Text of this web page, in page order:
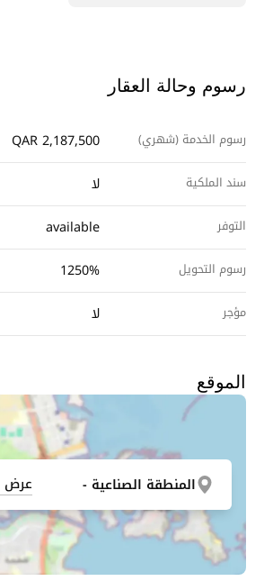
رسوم وحالة العقار
رسوم الخدمة (شهري) QAR 2,187,500
سند الملكية لا
التوفر available
رسوم التحويل 1250%
مؤجر لا
الموقع
المنطقة الصناعية - عرض